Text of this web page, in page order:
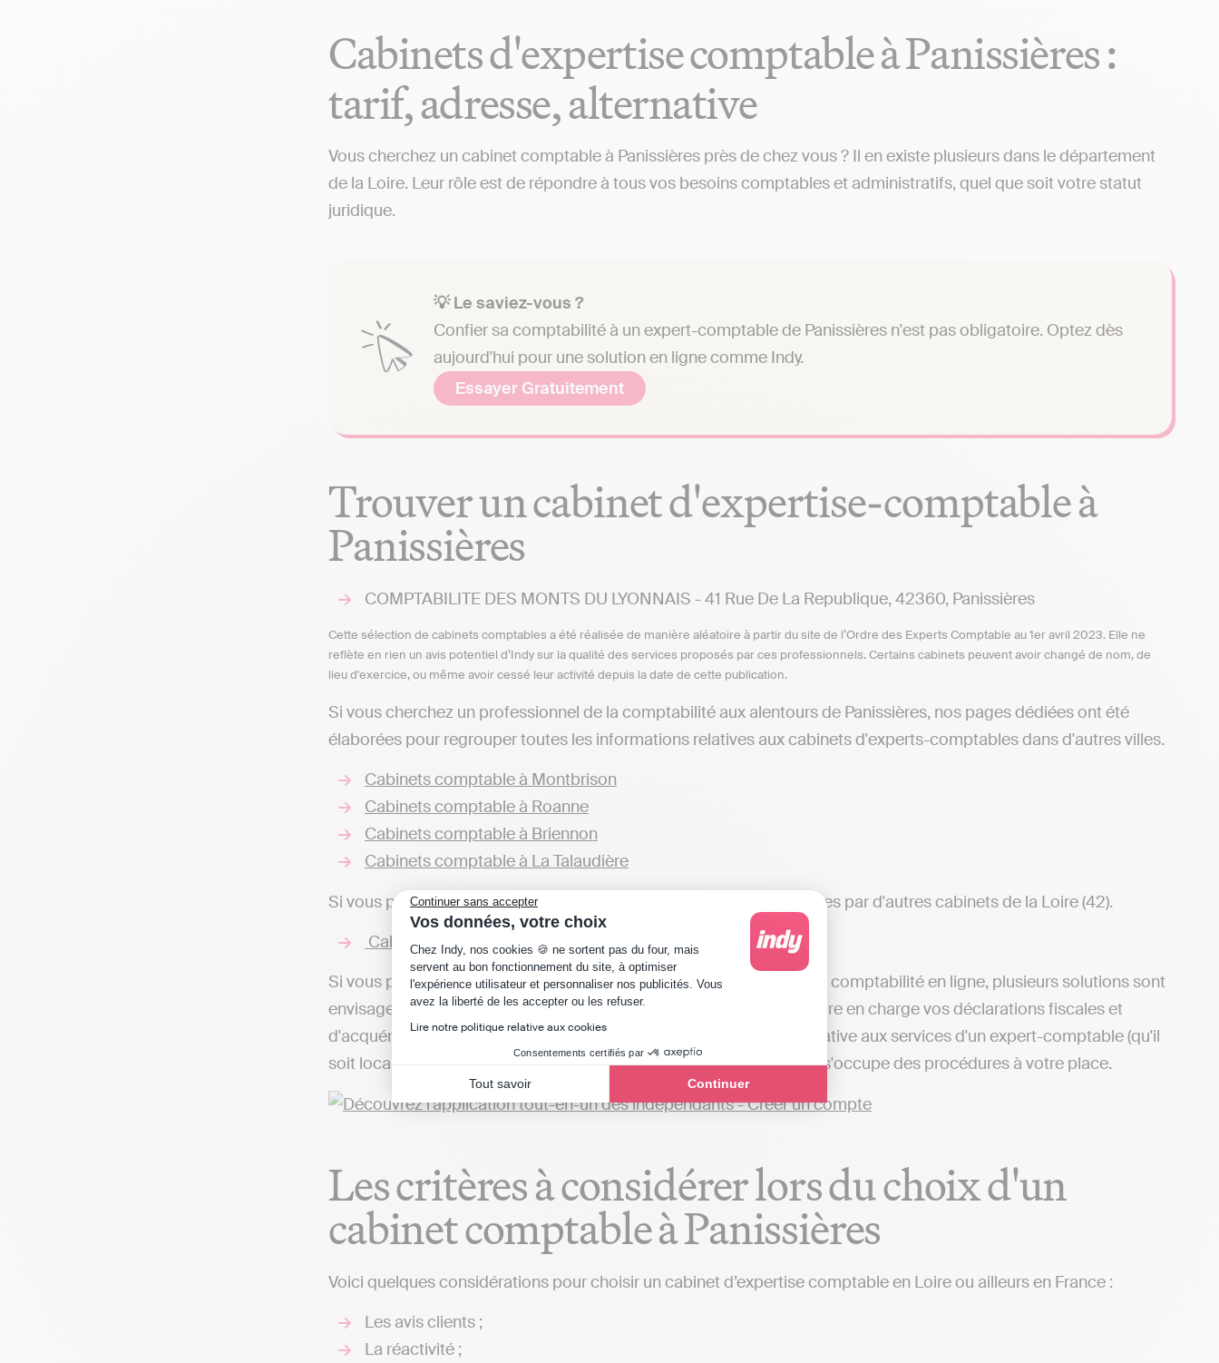
Continuer sans accepter
Vos données, votre choix
Plateforme de Gestion du Consentement : Personnalisez vos Options
Chez Indy, nos cookies 🍪 ne sortent pas du four, mais
servent au bon fonctionnement du site, à optimiser
l'expérience utilisateur et personnaliser nos publicités. Vous
avez la liberté de les accepter ou les refuser.
Lire notre politique relative aux cookies
Consentements certifiés par
Tout savoir Continuer
Axeptio consent
Cabinets d'expertise comptable à Panissières :
tarif, adresse, alternative
Vous cherchez un cabinet comptable à Panissières près de chez vous ? Il en existe plusieurs dans le département
de la Loire. Leur rôle est de répondre à tous vos besoins comptables et administratifs, quel que soit votre statut
juridique.
💡 Le saviez-vous ?
Confier sa comptabilité à un expert-comptable de Panissières n'est pas obligatoire. Optez dès
aujourd'hui pour une solution en ligne comme Indy.
Essayer Gratuitement
Trouver un cabinet d'expertise-comptable à
Panissières
COMPTABILITE DES MONTS DU LYONNAIS - 41 Rue De La Republique, 42360, Panissières
Cette sélection de cabinets comptables a été réalisée de manière aléatoire à partir du site de l’Ordre des Experts Comptable au 1er avril 2023. Elle ne
reflète en rien un avis potentiel d’Indy sur la qualité des services proposés par ces professionnels. Certains cabinets peuvent avoir changé de nom, de
lieu d'exercice, ou même avoir cessé leur activité depuis la date de cette publication.
Si vous cherchez un professionnel de la comptabilité aux alentours de Panissières, nos pages dédiées ont été
élaborées pour regrouper toutes les informations relatives aux cabinets d'experts-comptables dans d'autres villes.
Cabinets comptable à Montbrison
Cabinets comptable à Roanne
Cabinets comptable à Briennon
Cabinets comptable à La Talaudière
Si vous préférez, vous pouvez explorer également les options offertes par d'autres cabinets de la Loire (42).
Cabinets comptable en Loire
Si vous préférez avoir une autonomie totale dans la gestion de votre comptabilité en ligne, plusieurs solutions sont
envisageables, telles d'Indy. Ces solutions vous permettent de prendre en charge vos déclarations fiscales et
d'acquérir une indépendance dans la gestion comptable, une alternative aux services d'un expert-comptable (qu'il
soit localisé aux environs de Panissières ou dans d'autres villes), qui s'occupe des procédures à votre place.
Les critères à considérer lors du choix d'un
cabinet comptable à Panissières
Voici quelques considérations pour choisir un cabinet d’expertise comptable en Loire ou ailleurs en France :
Les avis clients ;
La réactivité ;